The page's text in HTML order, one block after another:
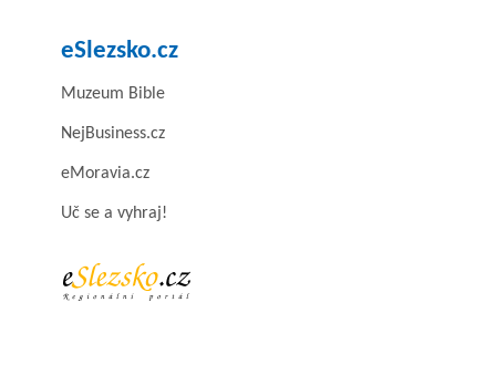
eSlezsko.cz
Muzeum Bible
NejBusiness.cz
eMoravia.cz
Uč se a vyhraj!